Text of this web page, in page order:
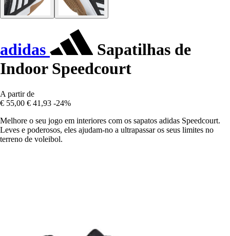
adidas
Sapatilhas de
Indoor Speedcourt
A partir de
€ 55,00 € 41,93 -24%
Melhore o seu jogo em interiores com os sapatos adidas Speedcourt.
Leves e poderosos, eles ajudam-no a ultrapassar os seus limites no
terreno de voleibol.